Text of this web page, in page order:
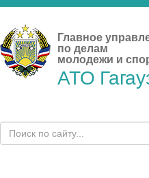
Главное
по делам
молодежи и
АТО